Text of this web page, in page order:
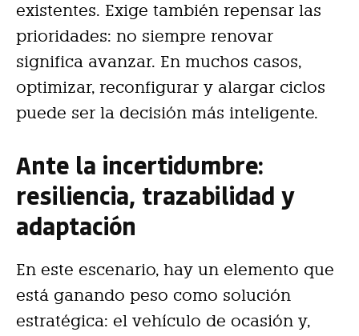
existentes. Exige también repensar las
prioridades: no siempre renovar
significa avanzar. En muchos casos,
optimizar, reconfigurar y alargar ciclos
puede ser la decisión más inteligente.
Ante la incertidumbre:
resiliencia, trazabilidad y
adaptación
En este escenario, hay un elemento que
está ganando peso como solución
estratégica: el vehículo de ocasión y,